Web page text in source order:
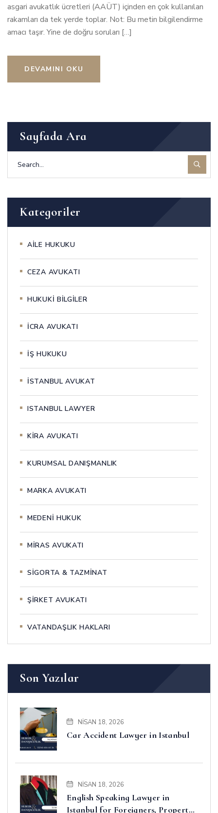
asgari avukatlık ücretleri (AAÜT) içinden en çok kullanılan
rakamları da tek yerde toplar. Not: Bu metin bilgilendirme
amacı taşır. Yine de doğru soruları […]
DEVAMINI OKU
Sayfada Ara
Kategoriler
AİLE HUKUKU
CEZA AVUKATI
HUKUKİ BİLGİLER
İCRA AVUKATI
İŞ HUKUKU
İSTANBUL AVUKAT
ISTANBUL LAWYER
KİRA AVUKATI
KURUMSAL DANIŞMANLIK
MARKA AVUKATI
MEDENİ HUKUK
MİRAS AVUKATI
SİGORTA & TAZMİNAT
ŞİRKET AVUKATI
VATANDAŞLIK HAKLARI
Son Yazılar
NISAN 18, 2026
Car Accident Lawyer in Istanbul
NISAN 18, 2026
English Speaking Lawyer in
Istanbul for Foreigners, Property,